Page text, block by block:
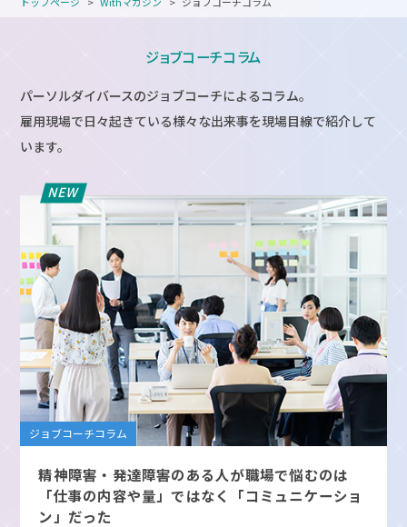
ジョブコーチコラム
パーソルダイバースのジョブコーチによるコラム。
雇用現場で日々起きている様々な出来事を現場目線で紹介して
います。
ジョブコーチコラム
精神障害・発達障害のある人が職場で悩むのは
「仕事の内容や量」ではなく「コミュニケーショ
ン」だった